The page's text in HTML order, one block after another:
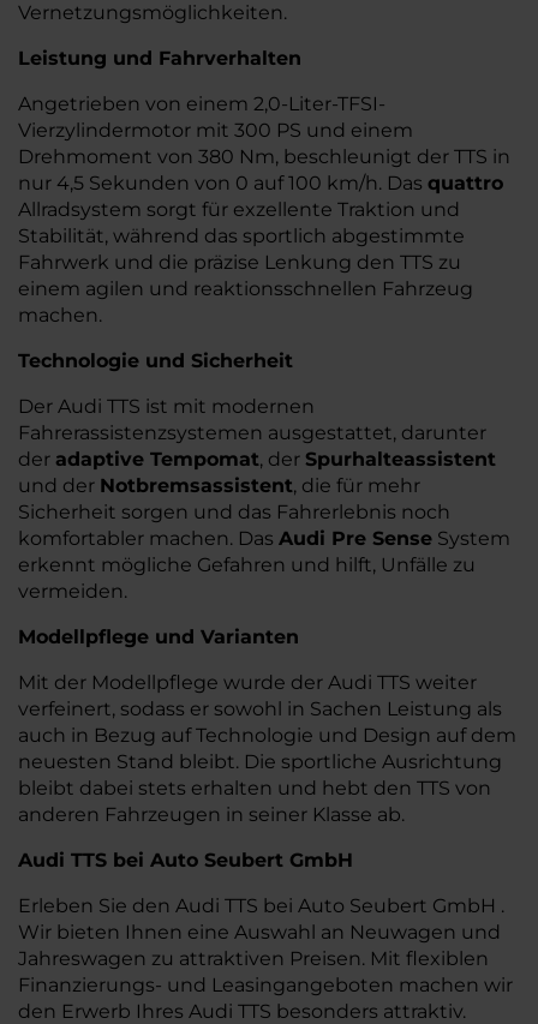
Vernetzungsmöglichkeiten.
Leistung und Fahrverhalten
Angetrieben von einem 2,0-Liter-TFSI-
Vierzylindermotor mit 300 PS und einem
Drehmoment von 380 Nm, beschleunigt der TTS in
nur 4,5 Sekunden von 0 auf 100 km/h. Das quattro
Allradsystem sorgt für exzellente Traktion und
Stabilität, während das sportlich abgestimmte
Fahrwerk und die präzise Lenkung den TTS zu
einem agilen und reaktionsschnellen Fahrzeug
machen.
Technologie und Sicherheit
Der Audi TTS ist mit modernen
Fahrerassistenzsystemen ausgestattet, darunter
der adaptive Tempomat, der Spurhalteassistent
und der Notbremsassistent, die für mehr
Sicherheit sorgen und das Fahrerlebnis noch
komfortabler machen. Das Audi Pre Sense System
erkennt mögliche Gefahren und hilft, Unfälle zu
vermeiden.
Modellpflege und Varianten
Mit der Modellpflege wurde der Audi TTS weiter
verfeinert, sodass er sowohl in Sachen Leistung als
auch in Bezug auf Technologie und Design auf dem
neuesten Stand bleibt. Die sportliche Ausrichtung
bleibt dabei stets erhalten und hebt den TTS von
anderen Fahrzeugen in seiner Klasse ab.
Audi TTS bei Auto Seubert GmbH
Erleben Sie den Audi TTS bei Auto Seubert GmbH .
Wir bieten Ihnen eine Auswahl an Neuwagen und
Jahreswagen zu attraktiven Preisen. Mit flexiblen
Finanzierungs- und Leasingangeboten machen wir
den Erwerb Ihres Audi TTS besonders attraktiv.